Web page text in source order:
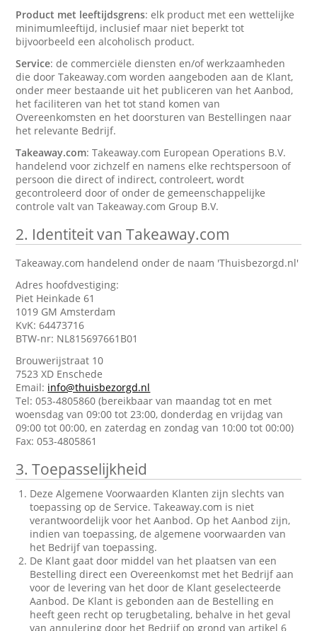
Product met leeftijdsgrens: elk product met een wettelijke
minimumleeftijd, inclusief maar niet beperkt tot
bijvoorbeeld een alcoholisch product.
Service: de commerciële diensten en/of werkzaamheden
die door Takeaway.com worden aangeboden aan de Klant,
onder meer bestaande uit het publiceren van het Aanbod,
het faciliteren van het tot stand komen van
Overeenkomsten en het doorsturen van Bestellingen naar
het relevante Bedrijf.
Takeaway.com: Takeaway.com European Operations B.V.
handelend voor zichzelf en namens elke rechtspersoon of
persoon die direct of indirect, controleert, wordt
gecontroleerd door of onder de gemeenschappelijke
controle valt van Takeaway.com Group B.V.
2. Identiteit van Takeaway.com
Takeaway.com handelend onder de naam 'Thuisbezorgd.nl'
Adres hoofdvestiging:
Piet Heinkade 61
1019 GM Amsterdam
KvK: 64473716
BTW-nr: NL815697661B01
Brouwerijstraat 10
7523 XD Enschede
Email: info@thuisbezorgd.nl
Tel: 053-4805860 (bereikbaar van maandag tot en met
woensdag van 09:00 tot 23:00, donderdag en vrijdag van
09:00 tot 00:00, en zaterdag en zondag van 10:00 tot 00:00)
Fax: 053-4805861
3. Toepasselijkheid
Deze Algemene Voorwaarden Klanten zijn slechts van
toepassing op de Service. Takeaway.com is niet
verantwoordelijk voor het Aanbod. Op het Aanbod zijn,
indien van toepassing, de algemene voorwaarden van
het Bedrijf van toepassing.
De Klant gaat door middel van het plaatsen van een
Bestelling direct een Overeenkomst met het Bedrijf aan
voor de levering van het door de Klant geselecteerde
Aanbod. De Klant is gebonden aan de Bestelling en
heeft geen recht op terugbetaling, behalve in het geval
van annulering door het Bedrijf op grond van artikel 6